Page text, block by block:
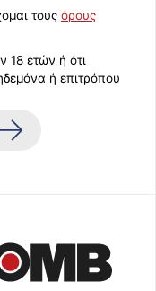
τους όρους
18 ετών ή ότι
ή επιτρόπου